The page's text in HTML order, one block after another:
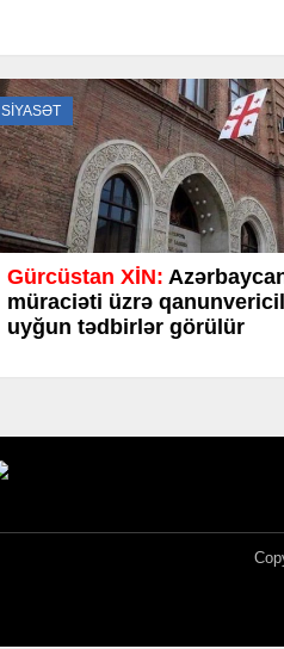
SİYASƏT
Gürcüstan XİN:
müraciəti üzrə
uyğun tədbirlər görülür